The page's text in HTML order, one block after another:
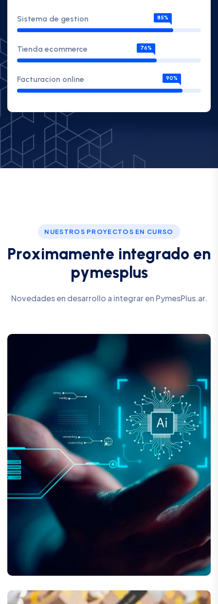
Sistema de gestion 85%
Tienda ecommerce 76%
Facturacion online 90%
NUESTROS PROYECTOS EN CURSO
Proximamente integrado en
pymesp us
Novedades en desarrollo a integrar en PymesPlus.ar.